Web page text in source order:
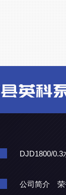
DJD1800/0.3
公司简介